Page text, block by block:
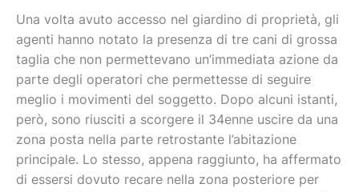
Una volta avuto accesso nel giardino di proprietà, gli
agenti hanno notato la presenza di tre cani di grossa
taglia che non permettevano un’immediata azione da
parte degli operatori che permettesse di seguire
meglio i movimenti del soggetto. Dopo alcuni istanti,
però, sono riusciti a scorgere il 34enne uscire da una
zona posta nella parte retrostante l’abitazione
principale. Lo stesso, appena raggiunto, ha affermato
di essersi dovuto recare nella zona posteriore per